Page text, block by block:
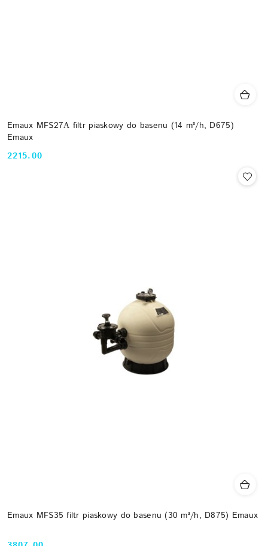
Emaux MFS27А filtr piaskowy do basenu (14 m³/h, D675)
Emaux
Cena:
2215.00
Emaux MFS35 filtr piaskowy do basenu (30 m³/h, D875) Emaux